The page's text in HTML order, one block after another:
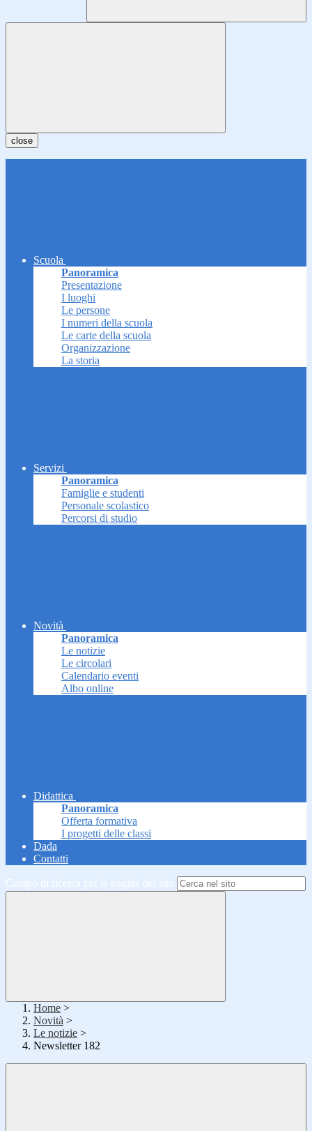
close
Scuola
Panoramica
Presentazione
I luoghi
Le persone
I numeri della scuola
Le carte della scuola
Organizzazione
La storia
Servizi
Panoramica
Famiglie e studenti
Personale scolastico
Percorsi di studio
Novità
Panoramica
Le notizie
Le circolari
Calendario eventi
Albo online
Didattica
Panoramica
Offerta formativa
I progetti delle classi
Dada
Contatti
Campo di ricerca per le pagine del sito
Home >
Novità >
Le notizie >
Newsletter 182